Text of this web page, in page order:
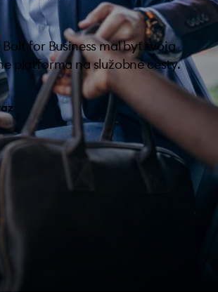
for Business mal byť tvoja
platforma na služobné cesty.